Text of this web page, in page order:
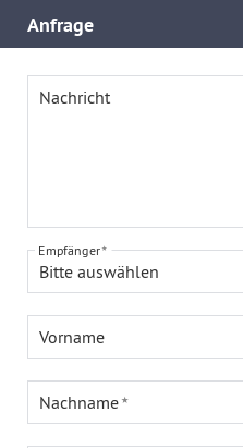
Anfrage
Nachricht
Bitte auswählen
Empfänger
Vorname
Nachname